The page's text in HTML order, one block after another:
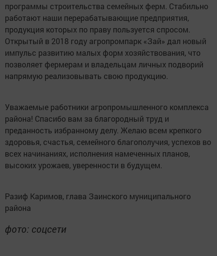
программы строительства семейных ферм. Стабильно
работают наши перерабатывающие предприятия,
продукция которых по праву пользуется спросом.
Открытый в 2018 году агропромпарк «Зай» дал новый
импульс развитию малых форм хозяйствования, что
позволяет фермерам и владельцам личных подворий
напрямую реализовывать свою продукцию.
Уважаемые работники агропромышленного комплекса
района! Спасибо вам за благородный труд и
преданность избранному делу. Желаю всем крепкого
здоровья, счастья, семейного благополучия, успехов во
всех начинаниях, исполнения намеченных планов,
высоких урожаев, уверенности в будущем.
Разиф Каримов, глава Заинского муниципального
района
фото: соцсети